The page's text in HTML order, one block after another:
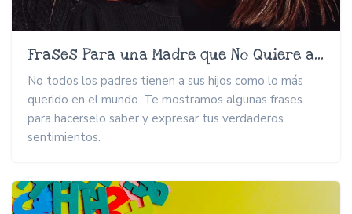
Frases Para una Madre que No Quiere a su Hija
No todos los padres tienen a sus hijos como lo más
querido en el mundo. Te mostramos algunas frases
para hacerselo saber y expresar tus verdaderos
sentimientos.